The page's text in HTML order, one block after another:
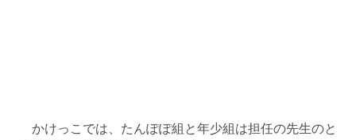
かけっこでは、たんぽぽ組と年少組は担任の先生のと